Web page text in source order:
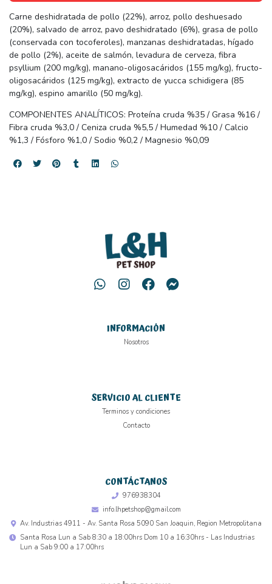
Carne deshidratada de pollo (22%), arroz, pollo deshuesado
(20%), salvado de arroz, pavo deshidratado (6%), grasa de pollo
(conservada con tocoferoles), manzanas deshidratadas, hígado
de pollo (2%), aceite de salmón, levadura de cerveza, fibra
psyllium (200 mg/kg), manano-oligosacáridos (155 mg/kg), fructo-
oligosacáridos (125 mg/kg), extracto de yucca schidigera (85
mg/kg), espino amarillo (50 mg/kg).
COMPONENTES ANALÍTICOS: Proteína cruda %35 / Grasa %16 /
Fibra cruda %3,0 / Ceniza cruda %5,5 / Humedad %10 / Calcio
%1,3 / Fósforo %1,0 / Sodio %0,2 / Magnesio %0,09
INFORMACIÓN
Nosotros
SERVICIO AL CLIENTE
Terminos y condiciones
Contacto
CONTÁCTANOS
976938304
info.lhpetshop@gmail.com
Av. Industrias 4911 - Av. Santa Rosa 5090 San Joaquin, Region Metropolitana
Santa Rosa Lun a Sab 8:30 a 18:00hrs Dom 10 a 16:30hrs - Las Industrias
Lun a Sab 9:00 a 17:00hrs